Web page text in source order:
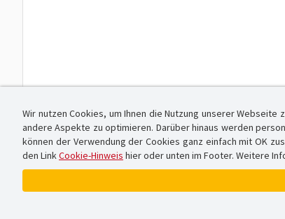
Wir nutzen Cookies, um Ihnen die Nutzung unserer
andere Aspekte zu optimieren. Darüber hinaus werden
können der Verwendung der Cookies ganz einfach mit OK
den LinkCookie-Hinweis hier oder unten im Footer. Weitere